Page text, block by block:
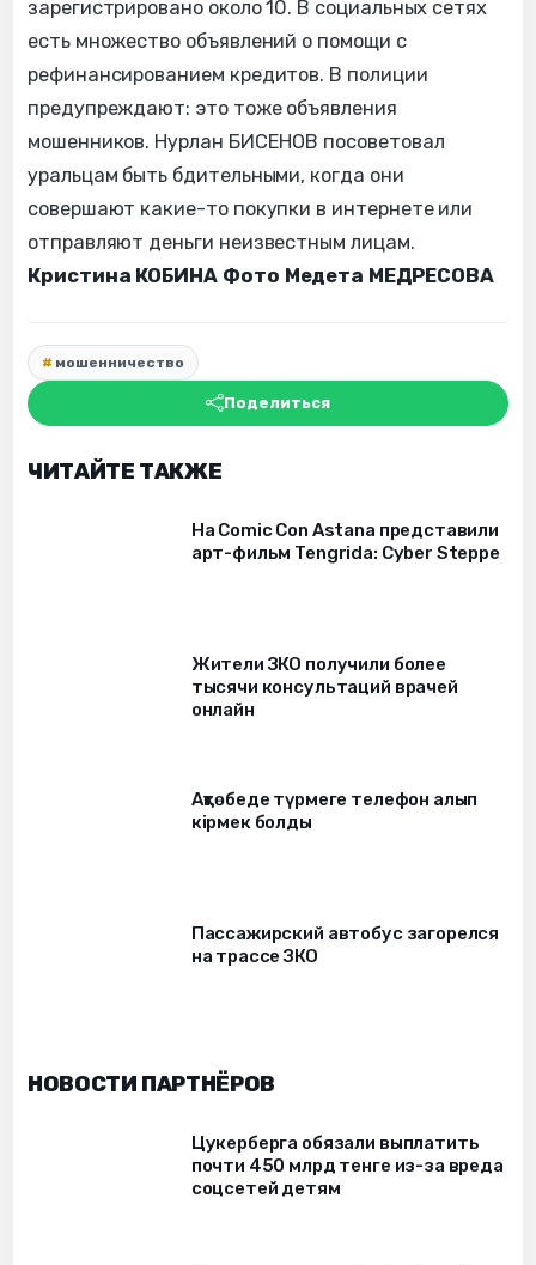
зарегистрировано около 10. В социальных сетях
есть множество объявлений о помощи с
рефинансированием кредитов. В полиции
предупреждают: это тоже объявления
мошенников. Нурлан БИСЕНОВ посоветовал
уральцам быть бдительными, когда они
совершают какие-то покупки в интернете или
отправляют деньги неизвестным лицам.
Кристина КОБИНА Фото Медета МЕДРЕСОВА
мошенничество
Поделиться
ЧИТАЙТЕ ТАКЖЕ
На Comic Con Astana представили
арт-фильм Tengrida: Cyber Steppe
Жители ЗКО получили более
тысячи консультаций врачей
онлайн
Ақтөбеде түрмеге телефон алып
кірмек болды
Пассажирский автобус загорелся
на трассе ЗКО
НОВОСТИ ПАРТНЁРОВ
Цукерберга обязали выплатить
почти 450 млрд тенге из-за вреда
соцсетей детям